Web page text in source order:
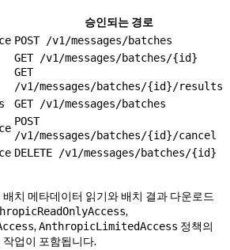
승인되는 경로
POST /v1/messages/batches
GET /v1/messages/batches/{id}
GET
/v1/messages/batches/{id}/results
GET /v1/messages/batches
POST
/v1/messages/batches/{id}/cancel
DELETE /v1/messages/batches/{id}
배치 메타데이터 읽기와 배치 결과 다운로드
,
, AnthropicLimitedAccess 정책의
업이 포함됩니다.